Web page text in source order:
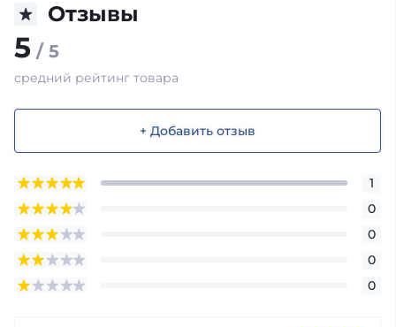
Отзывы
5 / 5
средний рейтинг товара
+ Добавить отзыв
1
0
0
0
0